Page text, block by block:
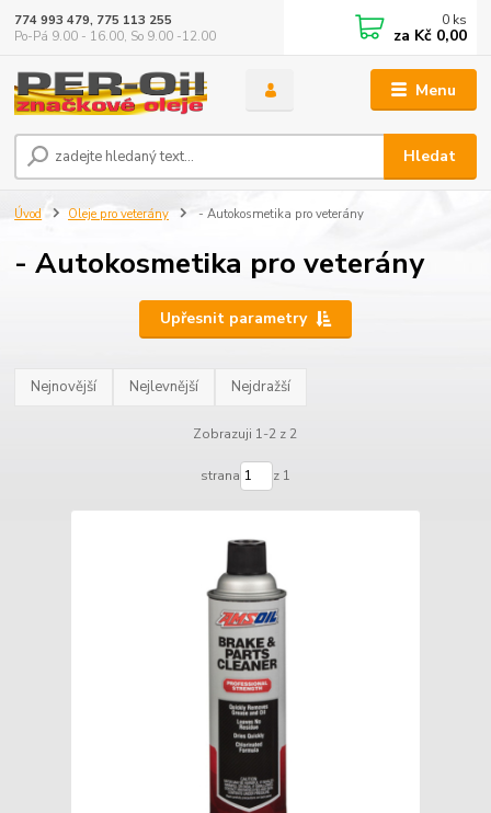
Menu
Hledat
774 993 479, 775 113 255
Po-Pá 9.00 - 16.00, So 9.00 -12.00
0 ks
za Kč 0,00
Úvod Oleje pro veterány - Autokosmetika pro veterány
- Autokosmetika pro veterány
Upřesnit parametry
Nejnovější Nejlevnější Nejdražší
Zobrazuji 1-2 z 2
strana z 1